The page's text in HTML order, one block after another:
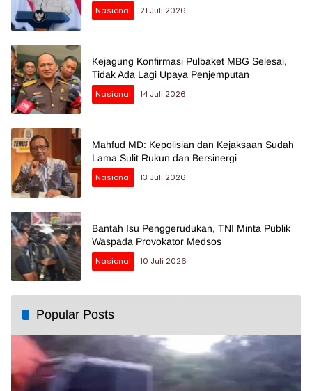
Nasional
21 Juli 2026
Kejagung Konfirmasi Pulbaket MBG Selesai,
Tidak Ada Lagi Upaya Penjemputan
Nasional
14 Juli 2026
Mahfud MD: Kepolisian dan Kejaksaan Sudah
Lama Sulit Rukun dan Bersinergi
Nasional
13 Juli 2026
Bantah Isu Penggerudukan, TNI Minta Publik
Waspada Provokator Medsos
Nasional
10 Juli 2026
Popular Posts